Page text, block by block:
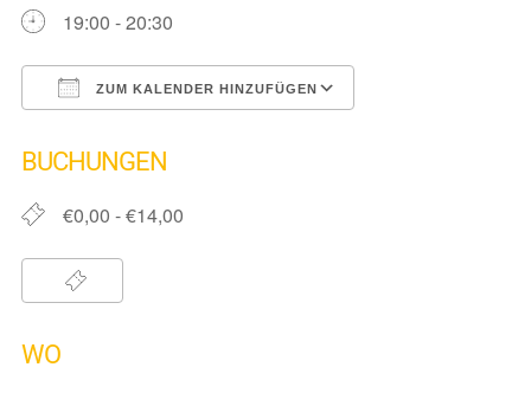
19:00 - 20:30
ZUM KALENDER HINZUFÜGEN
BUCHUNGEN
€0,00 - €14,00
WO